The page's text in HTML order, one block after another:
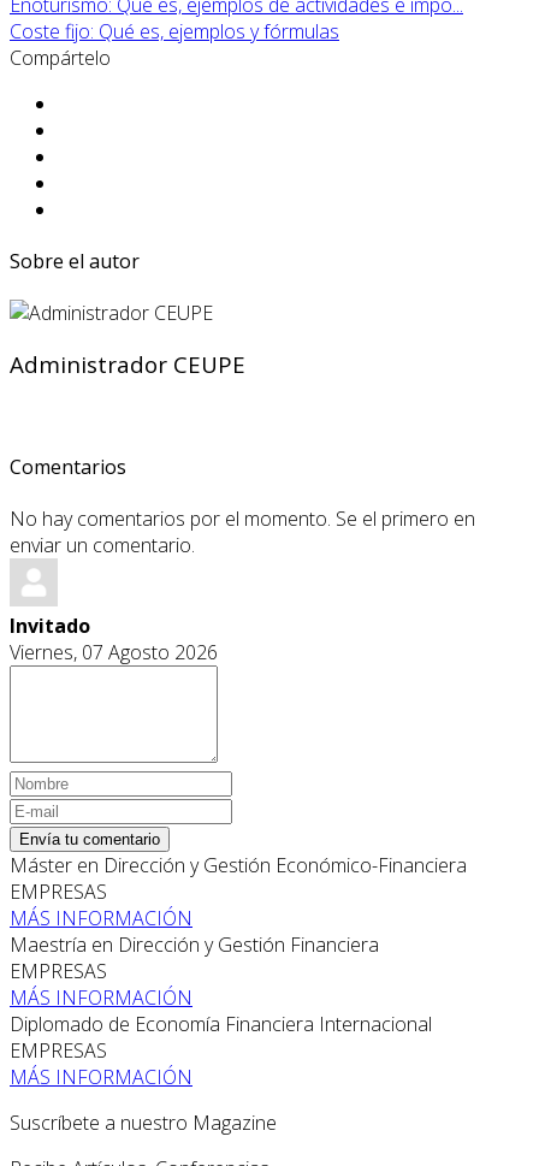
Coste fijo: Qué es, ejemplos y fórmulas
Compártelo
Sobre el autor
Administrador CEUPE
Comentarios
No hay comentarios por el momento. Se el primero en
enviar un comentario.
Invitado
Viernes, 07 Agosto 2026
Envía tu comentario
Máster en Dirección y Gestión Económico-Financiera
EMPRESAS
MÁS INFORMACIÓN
Maestría en Dirección y Gestión Financiera
EMPRESAS
MÁS INFORMACIÓN
Diplomado de Economía Financiera Internacional
EMPRESAS
MÁS INFORMACIÓN
Suscríbete a nuestro Magazine